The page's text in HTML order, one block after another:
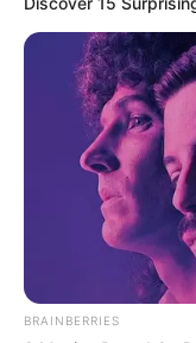
TF1.
BRAINBERRIES